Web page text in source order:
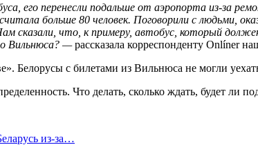
его перенесли подальше от аэропорта из-за
больше 80 человек. Поговорили с людьми,
сказали, что, к примеру, автобус, который
Вильнюса? —рассказала корреспонденту Onlíner
Что делать, сколько ждать, будет ли
из-за…